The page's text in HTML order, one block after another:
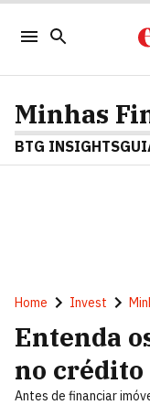
Minhas
BTG INSIGHTS
Home Invest
Entenda
no
Antes de financiar